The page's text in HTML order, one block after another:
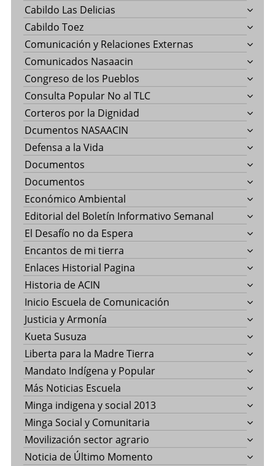
Cabildo Las Delicias
Cabildo Toez
Comunicación y Relaciones Externas
Comunicados Nasaacin
Congreso de los Pueblos
Consulta Popular No al TLC
Corteros por la Dignidad
Dcumentos NASAACIN
Defensa a la Vida
Documentos
Documentos
Económico Ambiental
Editorial del Boletín Informativo Semanal
El Desafío no da Espera
Encantos de mi tierra
Enlaces Historial Pagina
Historia de ACIN
Inicio Escuela de Comunicación
Justicia y Armonía
Kueta Susuza
Liberta para la Madre Tierra
Mandato Indígena y Popular
Más Noticias Escuela
Minga indigena y social 2013
Minga Social y Comunitaria
Movilización sector agrario
Noticia de Último Momento